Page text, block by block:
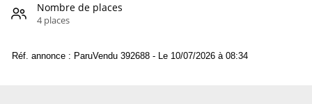
Nombre de places
4 places
Réf. annonce : ParuVendu 392688 - Le 10/07/2026 à 08:34